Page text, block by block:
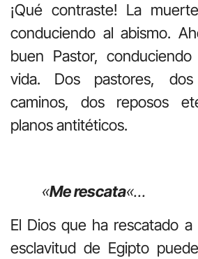
¡Qué contraste! La
conduciendo al abismo.
buen Pastor,
vida. Dos pastores,
caminos, dos reposos
planos antitéticos.
«Me rescata«…
El Dios que ha rescatado
esclavitud de Egipto